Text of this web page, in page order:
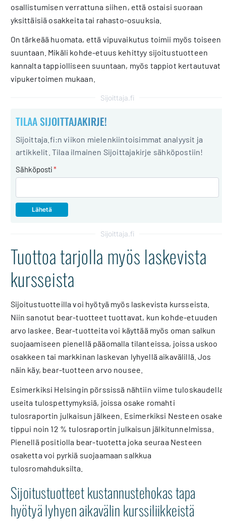
osallistumisen verrattuna siihen, että ostaisi suoraan
yksittäisiä osakkeita tai rahasto-osuuksia.
On tärkeää huomata, että vipuvaikutus toimii myös toiseen
suuntaan. Mikäli kohde-etuus kehittyy sijoitustuotteen
kannalta tappiolliseen suuntaan, myös tappiot kertautuvat
vipukertoimen mukaan.
Sijoittaja.fi
TILAA SIJOITTAJAKIRJE!
Sijoittaja.fi:n viikon mielenkiintoisimmat analyysit ja
artikkelit. Tilaa ilmainen Sijoittajakirje sähköpostiin!
Sähköposti*
Sijoittaja.fi
Tuottoa tarjolla myös laskevista
kursseista
Sijoitustuotteilla voi hyötyä myös laskevista kursseista.
Niin sanotut bear-tuotteet tuottavat, kun kohde-etuuden
arvo laskee. Bear-tuotteita voi käyttää myös oman salkun
suojaamiseen pienellä pääomalla tilanteissa, joissa uskoo
osakkeen tai markkinan laskevan lyhyellä aikavälillä. Jos
näin käy, bear-tuotteen arvo nousee.
Esimerkiksi Helsingin pörssissä nähtiin viime tuloskaudella
useita tulospettymyksiä, joissa osake romahti
tulosraportin julkaisun jälkeen. Esimerkiksi Nesteen osake
tippui noin 12 % tulosraportin julkaisun jälkitunnelmissa.
Pienellä positiolla bear-tuotetta joka seuraa Nesteen
osaketta voi pyrkiä suojaamaan salkkua
tulosromahduksilta.
Sijoitustuotteet kustannustehokas tapa
hyötyä lyhyen aikavälin kurssiliikkeistä